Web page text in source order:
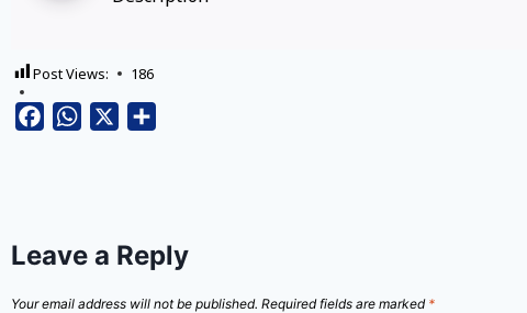
Post Views: 186
FacebookWhatsApp
Leave a Reply
Your email address will not be published. Required fields are marked *